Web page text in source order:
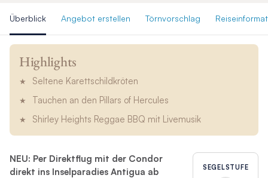
Überblick Angebot erstellen Törnvorschlag
Highlights
Seltene Karettschildkröten
Tauchen an den Pillars of Hercules
Shirley Heights Reggae BBQ mit Livemusik
SEGELSTUFE
NEU: Per Direktflug mit der Condor
direkt ins Inselparadies Antigua ab